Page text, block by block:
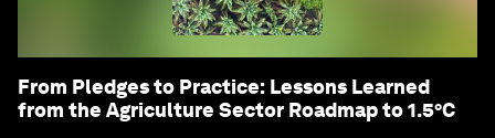
From Pledges to Practice: Lessons Learned
from the Agriculture Sector Roadmap to 1.5°C